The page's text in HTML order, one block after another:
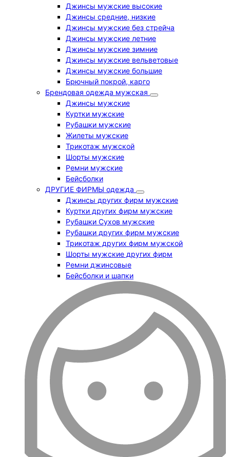
Джинсы мужские высокие
Джинсы средние, низкие
Джинсы мужские без стрейча
Джинсы мужские летние
Джинсы мужские зимние
Джинсы мужские вельветовые
Джинсы мужские большие
Брючный покрой, карго
Брендовая одежда мужская
Джинсы мужские
Куртки мужские
Рубашки мужские
Жилеты мужские
Трикотаж мужской
Шорты мужские
Ремни мужские
Бейсболки
ДРУГИЕ ФИРМЫ одежда
Джинсы других фирм мужские
Куртки других фирм мужские
Рубашки Сухов мужские
Рубашки других фирм мужские
Трикотаж других фирм мужской
Шорты мужские других фирм
Ремни джинсовые
Бейсболки и шапки